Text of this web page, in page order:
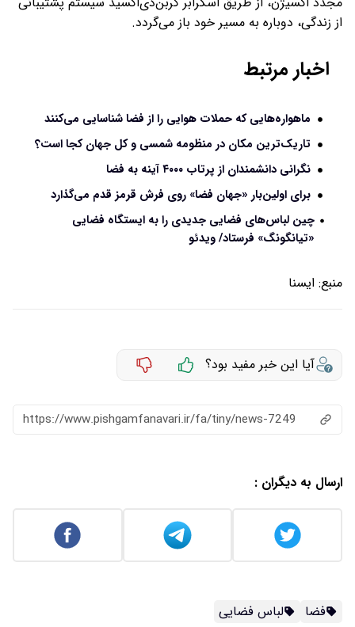
از زندگی، دوباره به مسیر خود باز می‌گردد.
اخبار مرتبط
ماهواره‌هایی که حملات هوایی را از فضا شناسایی می‌کنند
تاریک‌ترین مکان در منظومه شمسی و کل جهان کجا است؟
نگرانی دانشمندان از پرتاب ۴۰۰۰ آینه به فضا
برای اولین‌بار «جهان فضا» روی فرش قرمز قدم می‌گذارد
چین لباس‌های فضایی جدیدی را به ایستگاه فضایی
«تیانگونگ» فرستاد/ ویدئو
منبع: ايسنا
آیا این خبر مفید بود؟
https://www.pishgamfanavari.ir/fa/tiny/news-7249
ارسال به دیگران :
فضا لباس فضایی